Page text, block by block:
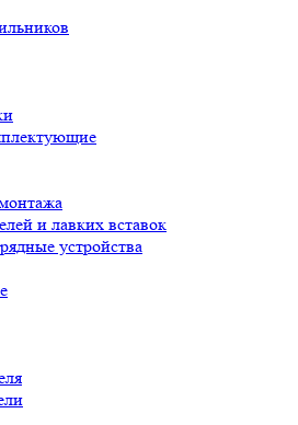
и лавких вставок
устройства